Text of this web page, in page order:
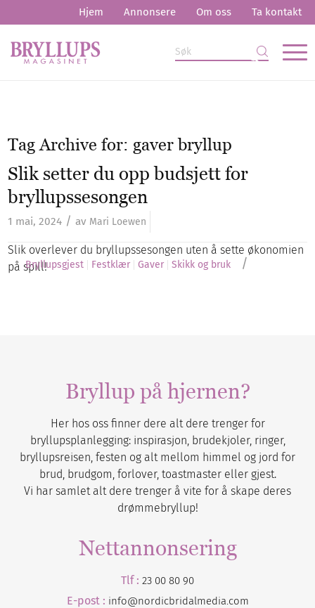
Hjem Annonsere Om oss Ta kontakt
Tag Archive for: gaver bryllup
Slik setter du opp budsjett for
bryllupssesongen
1 mai, 2024 / av Mari Loewen
Slik overlever du bryllupssesongen uten å sette økonomien
på spill!
Bryllupsgjest Festklær Gaver Skikk og bruk /
Bryllup på hjernen?
Her hos oss finner dere alt dere trenger for
bryllupsplanlegging: inspirasjon, brudekjoler, ringer,
bryllupsreisen, festen og alt mellom himmel og jord for
brud, brudgom, forlover, toastmaster eller gjest.
Vi har samlet alt dere trenger å vite for å skape deres
drømmebryllup!
Nettannonsering
Tlf : 23 00 80 90
E-post : info@nordicbridalmedia.com